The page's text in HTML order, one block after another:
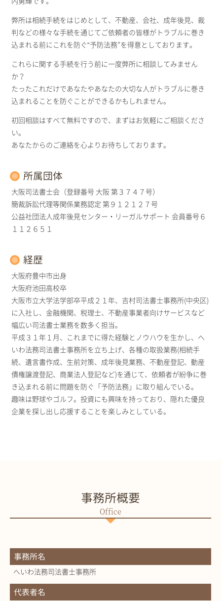
弊所は相続手続をはじめとして、不動産、会社、成年後見、裁
判などの様々な手続を通じてご依頼者の皆様がトラブルに巻き
込まれる前にこれを防ぐ“予防法務”を得意としております。
これらに関する手続を行う前に一度弊所に相談してみません
か？
たったこれだけであなたやあなたの大切な人がトラブルに巻き
込まれることを防ぐことができるかもしれません。
初回相談はすべて無料ですので、まずはお気軽にご相談くださ
い。
あなたからのご連絡を心よりお待ちしております。
所属団体
大阪司法書士会（登録番号 大阪 第３７４７号）
簡裁訴訟代理等関係業務認定 第９１２１２７号
公益社団法人成年後見センター・リーガルサポート 会員番号６
１１２６５１
経歴
大阪府豊中市出身
大阪府池田高校卒
大阪市立大学法学部卒平成２１年、吉村司法書士事務所(中央区)
に入社し、金融機関、税理士、不動産事業者向けサービスなど
幅広い司法書士業務を数多く担当。
平成３１年１月、これまでに得た経験とノウハウを生かし、へ
いわ法務司法書士事務所を立ち上げ、各種の取扱業務(相続手
続、遺言書作成、生前対策、成年後見業務、不動産登記、動産
債権譲渡登記、商業法人登記など)を通じて、依頼者が紛争に巻
き込まれる前に問題を防ぐ「予防法務」に取り組んでいる。
趣味は野球やゴルフ。投資にも興味を持っており、隠れた優良
企業を探し出し応援することを楽しみとしている。
事務所概要
事務所名
へいわ法務司法書士事務所
代表者名